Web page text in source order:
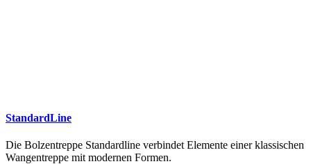
StandardLine
Die Bolzentreppe Standardline verbindet Elemente einer klassischen
Wangentreppe mit modernen Formen.